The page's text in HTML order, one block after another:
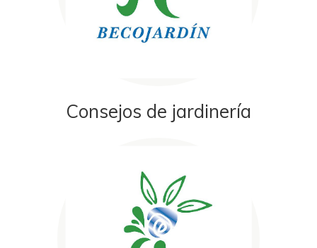
Consejos de jardinería